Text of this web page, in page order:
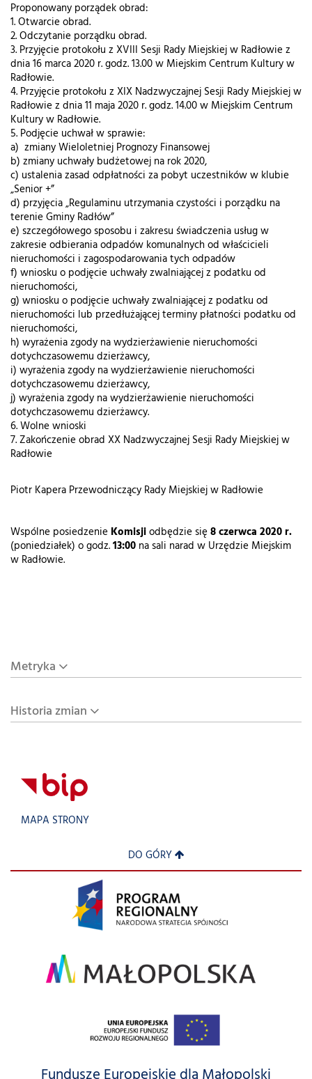
Proponowany porządek obrad:
1. Otwarcie obrad.
2. Odczytanie porządku obrad.
3. Przyjęcie protokołu z XVIII Sesji Rady Miejskiej w Radłowie z
dnia 16 marca 2020 r. godz. 13.00 w Miejskim Centrum Kultury w
Radłowie.
4. Przyjęcie protokołu z XIX Nadzwyczajnej Sesji Rady Miejskiej w
Radłowie z dnia 11 maja 2020 r. godz. 14.00 w Miejskim Centrum
Kultury w Radłowie.
5. Podjęcie uchwał w sprawie:
a) zmiany Wieloletniej Prognozy Finansowej
b) zmiany uchwały budżetowej na rok 2020,
c) ustalenia zasad odpłatności za pobyt uczestników w klubie
„Senior +”
d) przyjęcia „Regulaminu utrzymania czystości i porządku na
terenie Gminy Radłów”
e) szczegółowego sposobu i zakresu świadczenia usług w
zakresie odbierania odpadów komunalnych od właścicieli
nieruchomości i zagospodarowania tych odpadów
f) wniosku o podjęcie uchwały zwalniającej z podatku od
nieruchomości,
g) wniosku o podjęcie uchwały zwalniającej z podatku od
nieruchomości lub przedłużającej terminy płatności podatku od
nieruchomości,
h) wyrażenia zgody na wydzierżawienie nieruchomości
dotychczasowemu dzierżawcy,
i) wyrażenia zgody na wydzierżawienie nieruchomości
dotychczasowemu dzierżawcy,
j) wyrażenia zgody na wydzierżawienie nieruchomości
dotychczasowemu dzierżawcy.
6. Wolne wnioski
7. Zakończenie obrad XX Nadzwyczajnej Sesji Rady Miejskiej w
Radłowie
Piotr Kapera Przewodniczący Rady Miejskiej w Radłowie
Wspólne posiedzenie Komisjiodbędzie się8 czerwca 2020 r.
(poniedziałek) o godz.13:00 na sali narad w Urzędzie Miejskim
w Radłowie.
Metryka
Historia zmian
MAPA STRONY
DO GÓRY